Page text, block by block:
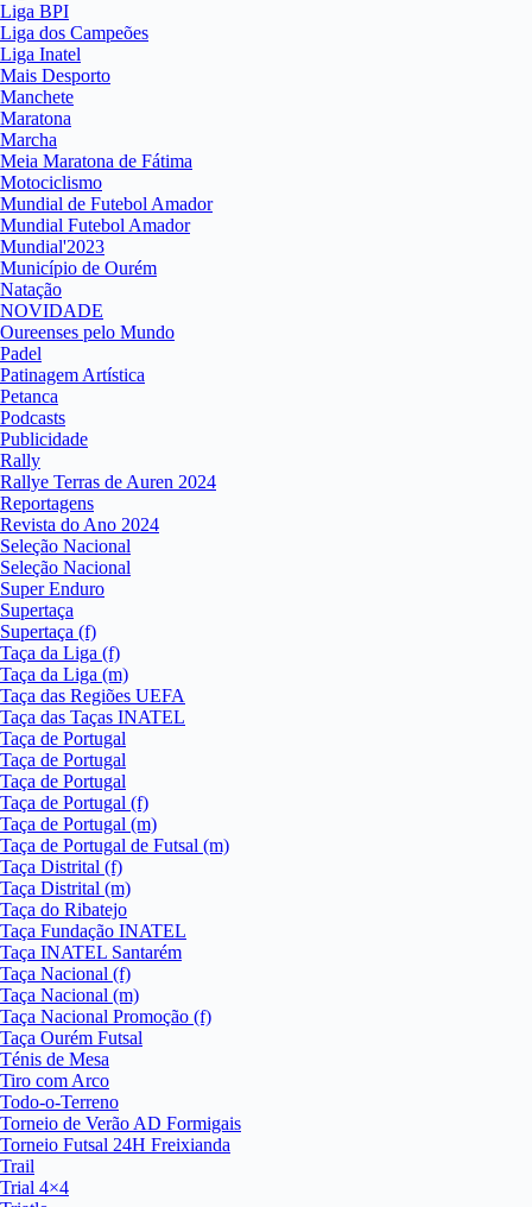
Liga BPI
Liga dos Campeões
Liga Inatel
Mais Desporto
Manchete
Maratona
Marcha
Meia Maratona de Fátima
Motociclismo
Mundial de Futebol Amador
Mundial Futebol Amador
Mundial'2023
Município de Ourém
Natação
NOVIDADE
Oureenses pelo Mundo
Padel
Patinagem Artística
Petanca
Podcasts
Publicidade
Rally
Rallye Terras de Auren 2024
Reportagens
Revista do Ano 2024
Seleção Nacional
Seleção Nacional
Super Enduro
Supertaça
Supertaça (f)
Taça da Liga (f)
Taça da Liga (m)
Taça das Regiões UEFA
Taça das Taças INATEL
Taça de Portugal
Taça de Portugal
Taça de Portugal
Taça de Portugal (f)
Taça de Portugal (m)
Taça de Portugal de Futsal (m)
Taça Distrital (f)
Taça Distrital (m)
Taça do Ribatejo
Taça Fundação INATEL
Taça INATEL Santarém
Taça Nacional (f)
Taça Nacional (m)
Taça Nacional Promoção (f)
Taça Ourém Futsal
Ténis de Mesa
Tiro com Arco
Todo-o-Terreno
Torneio de Verão AD Formigais
Torneio Futsal 24H Freixianda
Trail
Trial 4×4